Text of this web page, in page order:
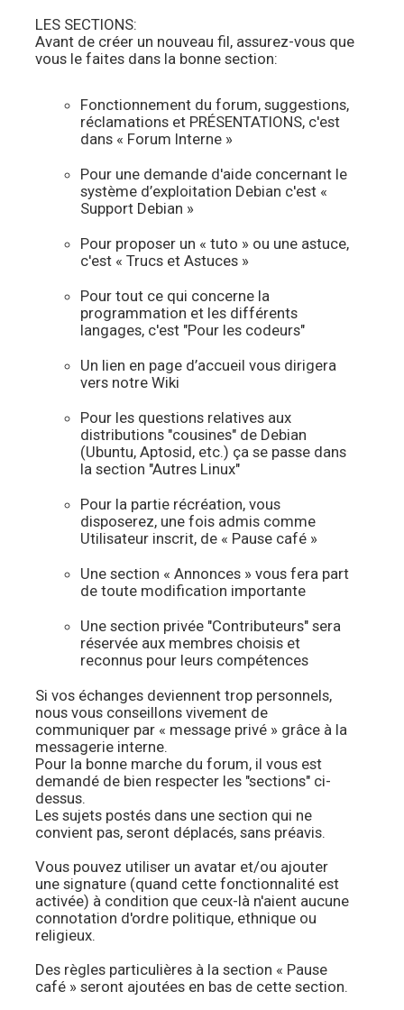
LES SECTIONS:
Avant de créer un nouveau fil, assurez-vous que
vous le faites dans la bonne section:
Fonctionnement du forum, suggestions,
réclamations et PRÉSENTATIONS, c'est
dans « Forum Interne »
Pour une demande d'aide concernant le
système d’exploitation Debian c'est «
Support Debian »
Pour proposer un « tuto » ou une astuce,
c'est « Trucs et Astuces »
Pour tout ce qui concerne la
programmation et les différents
langages, c'est "Pour les codeurs"
Un lien en page d’accueil vous dirigera
vers notre Wiki
Pour les questions relatives aux
distributions "cousines" de Debian
(Ubuntu, Aptosid, etc.) ça se passe dans
la section "Autres Linux"
Pour la partie récréation, vous
disposerez, une fois admis comme
Utilisateur inscrit, de « Pause café »
Une section « Annonces » vous fera part
de toute modification importante
Une section privée "Contributeurs" sera
réservée aux membres choisis et
reconnus pour leurs compétences
Si vos échanges deviennent trop personnels,
nous vous conseillons vivement de
communiquer par « message privé » grâce à la
messagerie interne.
Pour la bonne marche du forum, il vous est
demandé de bien respecter les "sections" ci-
dessus.
Les sujets postés dans une section qui ne
convient pas, seront déplacés, sans préavis.
Vous pouvez utiliser un avatar et/ou ajouter
une signature (quand cette fonctionnalité est
activée) à condition que ceux-là n'aient aucune
connotation d'ordre politique, ethnique ou
religieux.
Des règles particulières à la section « Pause
café » seront ajoutées en bas de cette section.